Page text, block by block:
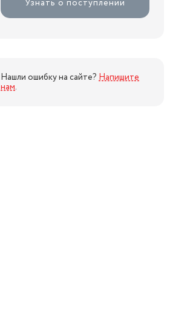
Узнать о поступлении
Нашли ошибку на сайте? Напишите
нам.